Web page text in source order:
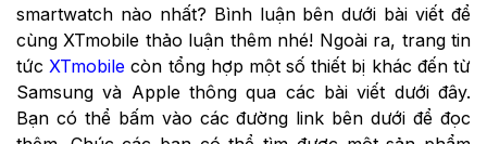
smartwatch nào nhất? Bình luận bên dưới bài viết để
cùng XTmobile thảo luận thêm nhé! Ngoài ra, trang tin
tức XTmobile còn tổng hợp một số thiết bị khác đến từ
Samsung và Apple thông qua các bài viết dưới đây.
Bạn có thể bấm vào các đường link bên dưới để đọc